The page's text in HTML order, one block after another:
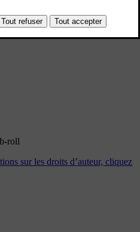
XC60 exterior
roll
sur les droits d’auteur, cliquez